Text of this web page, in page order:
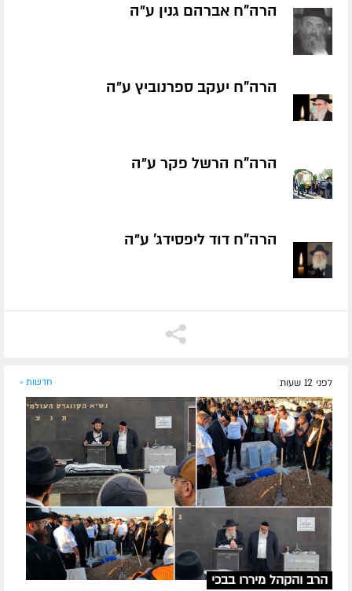
הרה"ח אברהם גנין ע״ה
הרה"ח יעקב ספרנוביץ ע״ה
הרה"ח הרשל פקר ע״ה
הרה"ח דוד ליפסידג' ע״ה
לפני 12 שעות חדשות »
הרב והקהל מיררו בבכי